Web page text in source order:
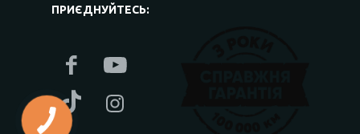
ПРИЄДНУЙТЕСЬ: